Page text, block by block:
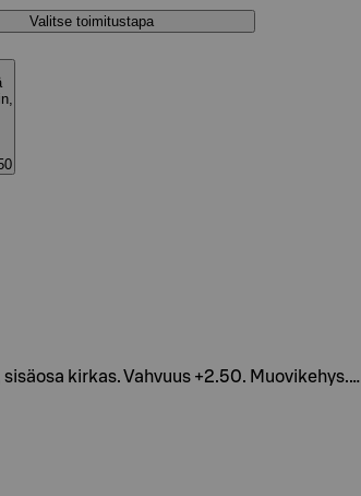
Valitse toimitustapa
kirkas. Vahvuus +2.50. Muovikehys.…